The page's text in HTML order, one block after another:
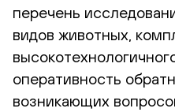
перечень
видов животных,
оперативность
возникающих